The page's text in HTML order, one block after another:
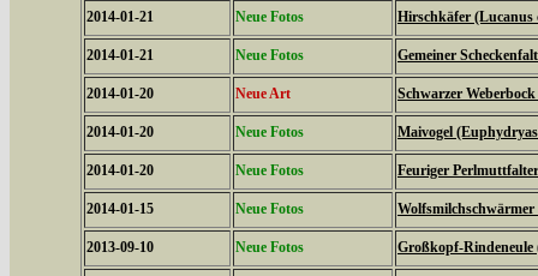
2014-01-21 Neue Fotos Hirschkäfer (Lucanus
2014-01-21 Neue Fotos Gemeiner
2014-01-20 Neue Art Schwarzer
2014-01-20 Neue Fotos Maivogel
2014-01-20 Neue Fotos Feuriger
2014-01-15 Neue Fotos
2013-09-10 Neue Fotos Großkopf-Rindeneule